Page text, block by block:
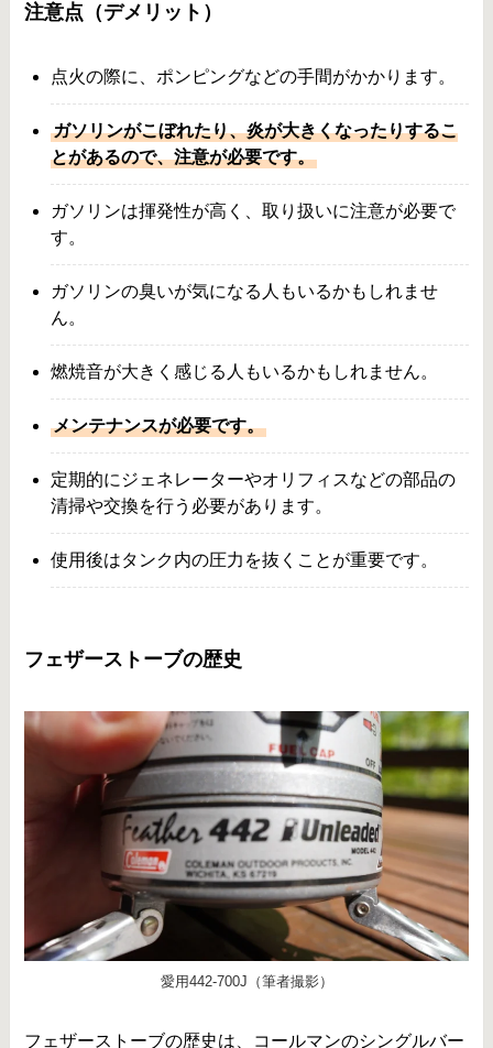
注意点（デメリット）
点火の際に、ポンピングなどの手間がかかります。
ガソリンがこぼれたり、炎が大きくなったりするこ
とがあるので、注意が必要です。
ガソリンは揮発性が高く、取り扱いに注意が必要で
す。
ガソリンの臭いが気になる人もいるかもしれませ
ん。
燃焼音が大きく感じる人もいるかもしれません。
メンテナンスが必要です。
定期的にジェネレーターやオリフィスなどの部品の
清掃や交換を行う必要があります。
使用後はタンク内の圧力を抜くことが重要です。
フェザーストーブの歴史
愛用442-700J（筆者撮影）
フェザーストーブの歴史は、コールマンのシングルバー